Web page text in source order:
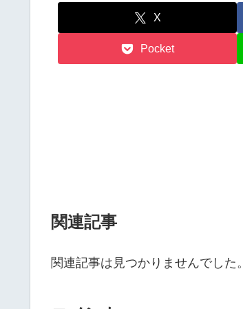
X
Pocket
関連記事
関連記事は見つかりませんでした。